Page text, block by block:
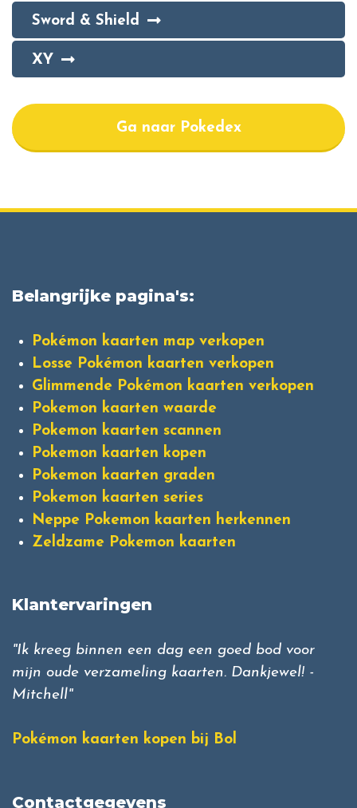
Sword & Shield
XY
Ga naar Pokedex
Belangrijke pagina's:
Pokémon kaarten map verkopen
Losse Pokémon kaarten verkopen
Glimmende Pokémon kaarten verkopen
Pokemon kaarten waarde
Pokemon kaarten scannen
Pokemon kaarten kopen
Pokemon kaarten graden
Pokemon kaarten series
Neppe Pokemon kaarten herkennen
Zeldzame Pokemon kaarten
Klantervaringen
"Ik kreeg binnen een dag een goed bod voor
mijn oude verzameling kaarten. Dankjewel! -
Mitchell"
Pokémon kaarten kopen bij Bol
Contactgegevens